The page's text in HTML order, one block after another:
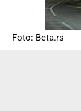
Foto: Beta.rs